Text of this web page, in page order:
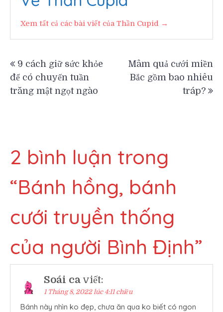
Xem tất cả các bài viết của Thần Cupid →
Điều
hướng
viết
9 cách giữ sức khỏe
để có chuyến tuần
trăng mật ngọt ngào
Mâm quả cưới miền
Bắc gồm bao nhiêu
tráp?
2 bình luận trong
“Bánh hồng, bánh
cưới truyền thống
của người Bình Định”
Soái ca viết:
1 Tháng 8, 2022 lúc 4:11 chiều
Bánh này nhìn ko đẹp, chưa ăn qua ko biết có ngon